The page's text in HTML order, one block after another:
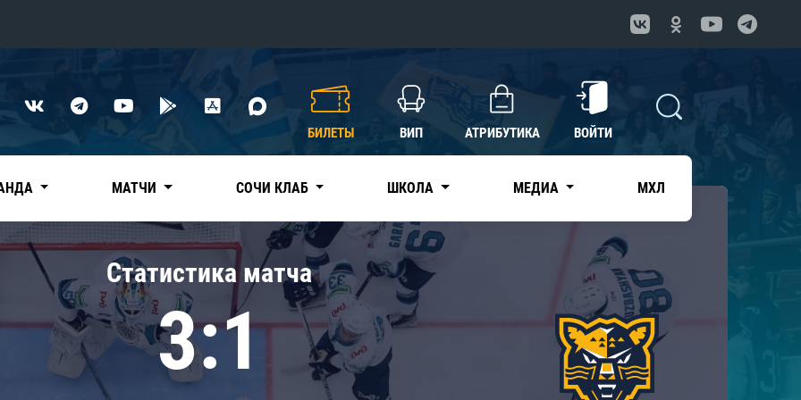
Нефтехимик
Дивизион Чернышева
Авангард
Адмирал
КХЛ
БИЛЕТЫ ВИП АТРИБУТИКА ВОЙТИ
МАТЧИ СОЧИ КЛАБ ШКОЛА МЕДИА МХЛ
Статистика матча
3:1